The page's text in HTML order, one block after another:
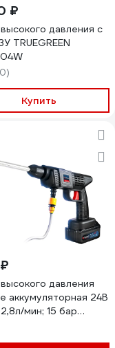
₽
давления с
TRUEGREEN
Купить
давления
аккумуляторная 24В
мин; 15 бар
F-XK01-40A(67692)